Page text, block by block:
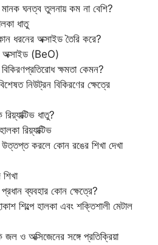
মানক ঘনত্ব তুলনায় কম না বেশি?
ধাতু
ধরনের অক্সাইড তৈরি করে?
অক্সাইড (BeO)
বিকিরণপ্রতিরোধ ক্ষমতা কেমন?
নিউট্রন বিকিরণের ক্ষেত্রে
রিয়্যাক্টিভ ধাতু?
রিয়্যাক্টিভ
উত্তপ্ত করলে কোন রঙের শিখা দেখা
প্রধান ব্যবহার কোন ক্ষেত্রে?
শিল্পে হালকা এবং শক্তিশালী মেটাল
জল ও অক্সিজেনের সঙ্গে প্রতিক্রিয়া